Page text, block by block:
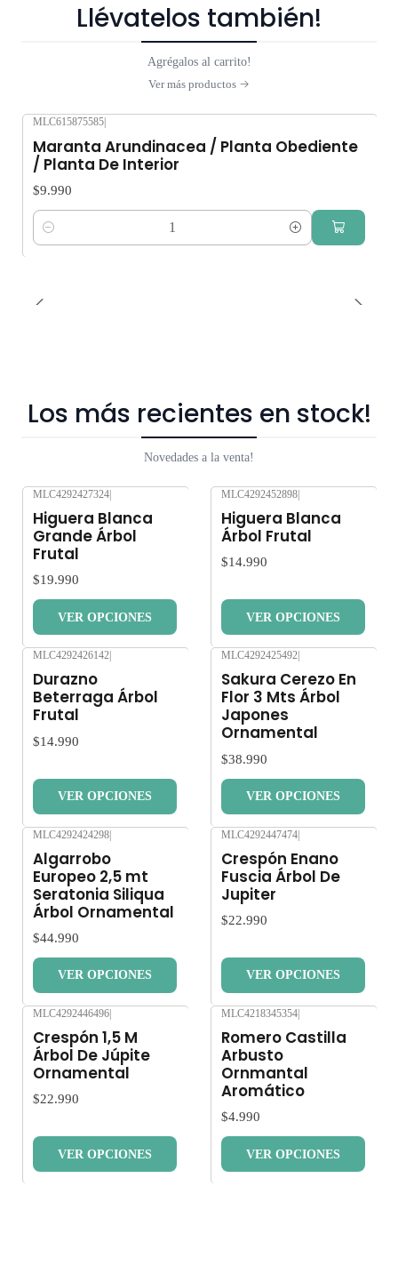
Llévatelos también!
Agrégalos al carrito!
Ver más productos
MLC615875585
Maranta Arundinacea / Planta Obediente
/ Planta De Interior
$9.990
Cantidad
Los más recientes en stock!
Novedades a la venta!
MLC4292427324|
Higuera Blanca
Grande Árbol
Frutal
$19.990
VER OPCIONES
MLC4292452898|
Higuera Blanca
Árbol Frutal
$14.990
VER OPCIONES
MLC4292426142
Durazno
Beterraga Árbol
Frutal
$14.990
VER OPCIONES
MLC4292425492
Sakura Cerezo En
Flor 3 Mts Árbol
Japones
Ornamental
$38.990
VER OPCIONES
MLC4292424298|
Algarrobo
Europeo 2,5 mt
Seratonia Siliqua
Árbol Ornamental
$44.990
VER OPCIONES
MLC4292447474|
Crespón Enano
Fuscia Árbol De
Jupiter
$22.990
VER OPCIONES
MLC4292446496|
Crespón 1,5 M
Árbol De Júpite
Ornamental
$22.990
VER OPCIONES
MLC4218345354|
Romero Castilla
Arbusto
Ornmantal
Aromático
$4.990
VER OPCIONES